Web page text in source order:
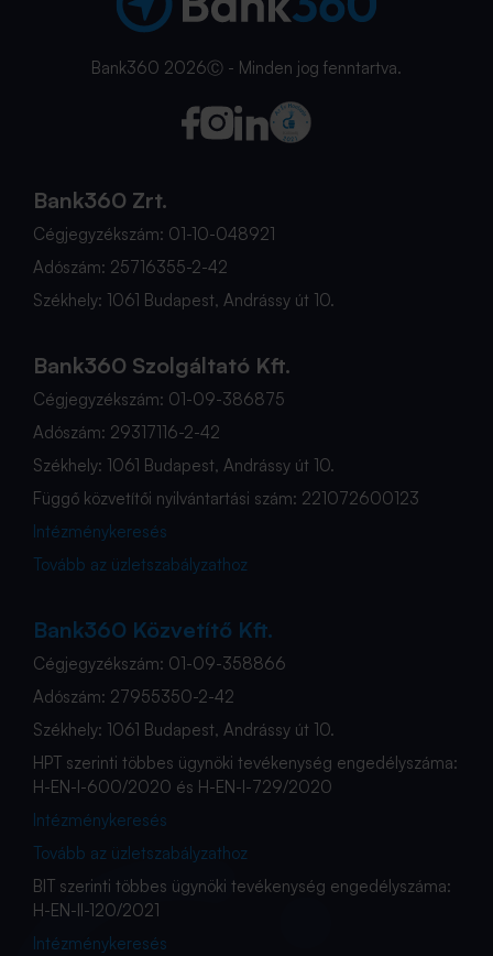
Bank360 2026Ⓒ - Minden jog fenntartva.
Bank360 Zrt.
Cégjegyzékszám: 01-10-048921
Adószám: 25716355-2-42
Székhely: 1061 Budapest, Andrássy út 10.
Bank360 Szolgáltató Kft.
Cégjegyzékszám: 01-09-386875
Adószám: 29317116-2-42
Székhely: 1061 Budapest, Andrássy út 10.
Függő közvetítői nyilvántartási szám: 221072600123
Intézménykeresés
Tovább az üzletszabályzathoz
Bank360 Közvetítő Kft.
Cégjegyzékszám: 01-09-358866
Adószám: 27955350-2-42
Székhely: 1061 Budapest, Andrássy út 10.
HPT szerinti többes ügynöki tevékenység engedélyszáma:
H-EN-I-600/2020 és H-EN-I-729/2020
Intézménykeresés
Tovább az üzletszabályzathoz
BIT szerinti többes ügynöki tevékenység engedélyszáma:
H-EN-II-120/2021
Intézménykeresés